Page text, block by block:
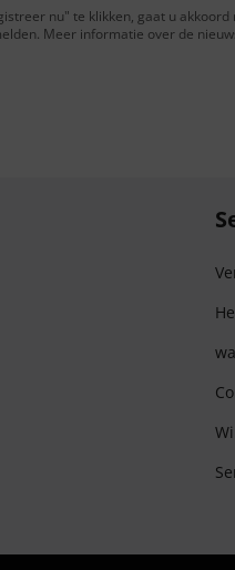
nu" te klikken, gaat u
Meer informatie over de